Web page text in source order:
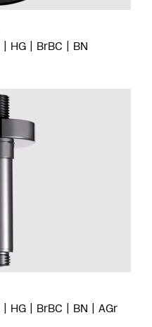
HG BrBC BN
HG BrBC BN AGr